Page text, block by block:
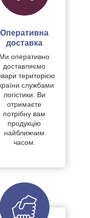
Оперативна
доставка
Ми оперативно
доставляємо
територією
службами
логістики. Ви
отримаєте
потрібну вам
продукцію
найближчим
часом.